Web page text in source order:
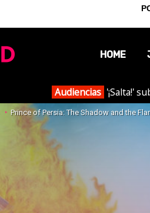
HOME
Audiencias '¡Salta!'
Prince of Persia: The Shadow and the